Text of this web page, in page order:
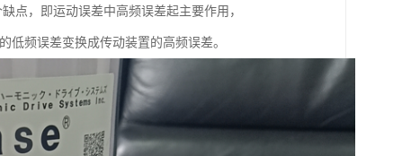
点，即运动误差中高频误差起主要作用，
低频误差变换成传动装置的高频误差。